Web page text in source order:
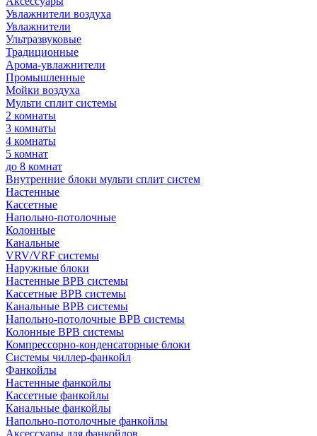
Увлажнители воздуха
Увлажнители
Ультразвуковые
Традиционные
Арома-увлажнители
Промышленные
Мойки воздуха
Мульти сплит системы
2 комнаты
3 комнаты
4 комнаты
5 комнат
до 8 комнат
Внутренние блоки мульти сплит систем
Настенные
Кассетные
Напольно-потолочные
Колонные
Канальные
VRV/VRF системы
Наружные блоки
Настенные ВРВ системы
Кассетные ВРВ системы
Канальные ВРВ системы
Напольно-потолочные ВРВ системы
Колонные ВРВ системы
Компрессорно-конденсаторные блоки
Системы чиллер-фанкойл
Фанкойлы
Настенные фанкойлы
Кассетные фанкойлы
Канальные фанкойлы
Напольно-потолочные фанкойлы
Аксессуары для фанкойлов